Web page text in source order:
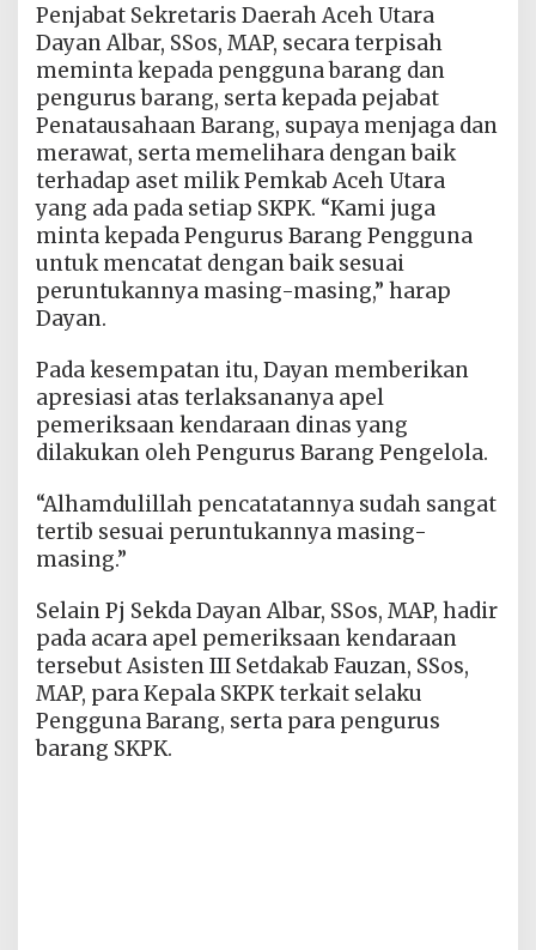
Penjabat Sekretaris Daerah Aceh Utara
Dayan Albar, SSos, MAP, secara terpisah
meminta kepada pengguna barang dan
pengurus barang, serta kepada pejabat
Penatausahaan Barang, supaya menjaga dan
merawat, serta memelihara dengan baik
terhadap aset milik Pemkab Aceh Utara
yang ada pada setiap SKPK. “Kami juga
minta kepada Pengurus Barang Pengguna
untuk mencatat dengan baik sesuai
peruntukannya masing-masing,” harap
Dayan.
Pada kesempatan itu, Dayan memberikan
apresiasi atas terlaksananya apel
pemeriksaan kendaraan dinas yang
dilakukan oleh Pengurus Barang Pengelola.
“Alhamdulillah pencatatannya sudah sangat
tertib sesuai peruntukannya masing-
masing.”
Selain Pj Sekda Dayan Albar, SSos, MAP, hadir
pada acara apel pemeriksaan kendaraan
tersebut Asisten III Setdakab Fauzan, SSos,
MAP, para Kepala SKPK terkait selaku
Pengguna Barang, serta para pengurus
barang SKPK.